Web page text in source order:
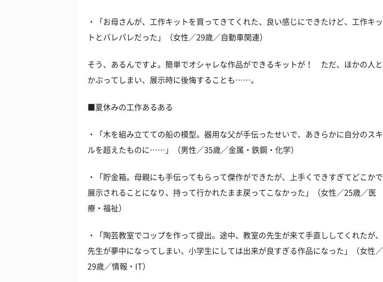
・「お母さんが、工作キットを買ってきてくれた、良い感じにできたけど、工作キッ
トとバレバレだった」（女性／29歳／自動車関連）
そう、あるんですよ。簡単でオシャレな作品ができるキットが！ ただ、ほかの人と
かぶってしまい、展示時に後悔することも……。
■夏休みの工作あるある
・「木を組み立てての船の模型。器用な父が手伝ったせいで、あきらかに自分のスキ
ルを超えたものに……」（男性／35歳／金属・鉄鋼・化学）
・「貯金箱。母親にも手伝ってもらって傑作ができたが、上手くできすぎてどこかで
展示されることになり、持って行かれたまま戻ってこなかった」（女性／25歳／医
療・福祉）
・「陶芸教室でコップを作って提出。途中、教室の先生が来て手直ししてくれたが、
先生が夢中になってしまい、小学生にしては出来が良すぎる作品になった」（女性／
29歳／情報・IT）